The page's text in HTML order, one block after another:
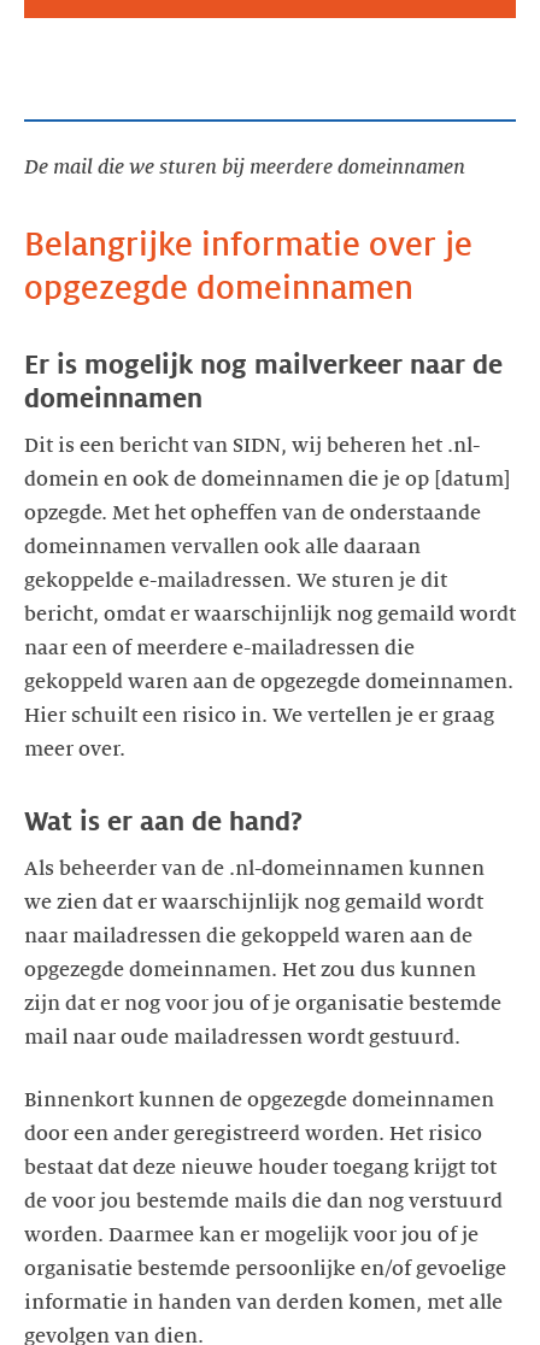
De mail die we sturen bij meerdere domeinnamen
Belangrijke informatie over je
opgezegde domeinnamen
Er is mogelijk nog mailverkeer naar de
domeinnamen
Dit is een bericht van SIDN, wij beheren het .nl-
domein en ook de domeinnamen die je op [datum]
opzegde. Met het opheffen van de onderstaande
domeinnamen vervallen ook alle daaraan
gekoppelde e-mailadressen. We sturen je dit
bericht, omdat er waarschijnlijk nog gemaild wordt
naar een of meerdere e-mailadressen die
gekoppeld waren aan de opgezegde domeinnamen.
Hier schuilt een risico in. We vertellen je er graag
Als beheerder van de .nl-domeinnamen kunnen
we zien dat er waarschijnlijk nog gemaild wordt
naar mailadressen die gekoppeld waren aan de
opgezegde domeinnamen. Het zou dus kunnen
zijn dat er nog voor jou of je organisatie bestemde
Binnenkort kunnen de opgezegde domeinnamen
door een ander geregistreerd worden. Het risico
bestaat dat deze nieuwe houder toegang krijgt tot
de voor jou bestemde mails die dan nog verstuurd
worden. Daarmee kan er mogelijk voor jou of je
organisatie bestemde persoonlijke en/of gevoelige
informatie in handen van derden komen, met alle